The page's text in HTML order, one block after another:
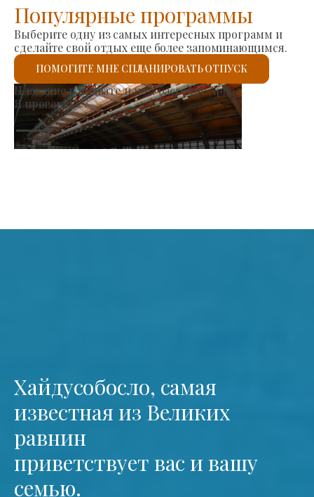
Популярные программы
Выберите одну из самых интересных программ и
сделайте свой отдых еще более запоминающимся.
ПОМОГИТЕ МНЕ СПЛАНИРОВАТЬ ОТПУСК
Римско-
Я проверю.
Хайдусобосло, самая
известная из Великих
равнин
приветствует вас и вашу
семью.